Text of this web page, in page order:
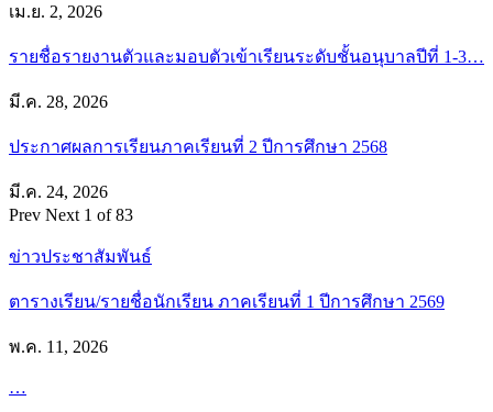
เม.ย. 2, 2026
รายชื่อรายงานตัวและมอบตัวเข้าเรียนระดับชั้นอนุบาลปีที่ 1-3…
มี.ค. 28, 2026
ประกาศผลการเรียนภาคเรียนที่ 2 ปีการศึกษา 2568
มี.ค. 24, 2026
Prev Next 1 of 83
ข่าวประชาสัมพันธ์
ตารางเรียน/รายชื่อนักเรียน ภาคเรียนที่ 1 ปีการศึกษา 2569
พ.ค. 11, 2026
…